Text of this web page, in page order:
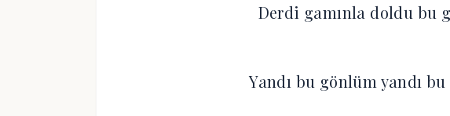
Derdi gamınla doldu bu
Yandı bu gönlüm yandı